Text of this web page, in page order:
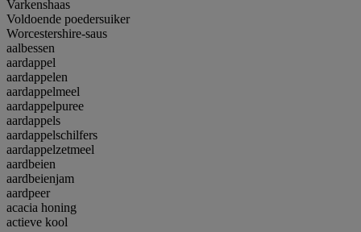
Varkenshaas
Voldoende poedersuiker
Worcestershire-saus
aalbessen
aardappel
aardappelen
aardappelmeel
aardappelpuree
aardappels
aardappelschilfers
aardappelzetmeel
aardbeien
aardbeienjam
aardpeer
acacia honing
actieve kool